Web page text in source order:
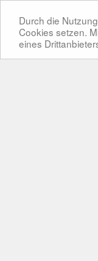
Durch die
Cookies setzen.
eines